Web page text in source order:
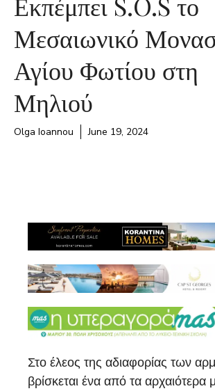
Μεσαιωνικό
Αγίου Φωτίου στη
Μηλιού
Olga Ioannou June 19, 2024
Στο έλεος της αδιαφορίας των
βρίσκεται ένα από τα αρχαιότερα